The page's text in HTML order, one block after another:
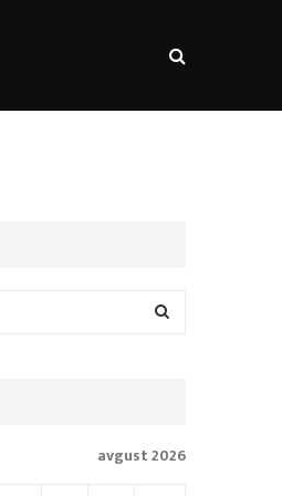
A
avgust 2026